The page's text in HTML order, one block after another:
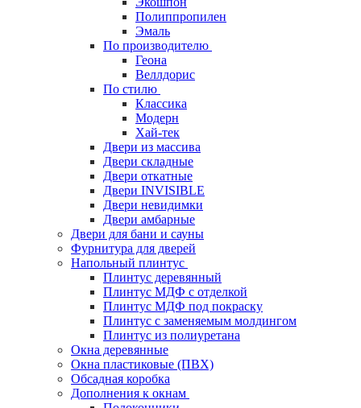
Полиппропилен
Эмаль
По производителю
Геона
Веллдорис
По стилю
Классика
Модерн
Хай-тек
Двери из массива
Двери складные
Двери откатные
Двери INVISIBLE
Двери невидимки
Двери амбарные
Двери для бани и сауны
Фурнитура для дверей
Напольный плинтус
Плинтус деревянный
Плинтус МДФ с отделкой
Плинтус МДФ под покраску
Плинтус с заменяемым молдингом
Плинтус из полиуретана
Окна деревянные
Окна пластиковые (ПВХ)
Обсадная коробка
Дополнения к окнам